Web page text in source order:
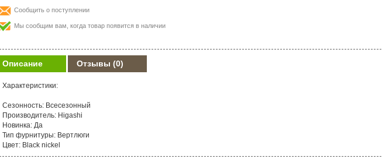
Сообщить о поступлении
Мы сообщим вам, когда товар появится в наличии
Описание Отзывы (0)
Характеристики:
Сезонность: Всесезонный
Производитель: Higashi
Новинка: Да
Тип фурнитуры: Вертлюги
Цвет: Black nickel